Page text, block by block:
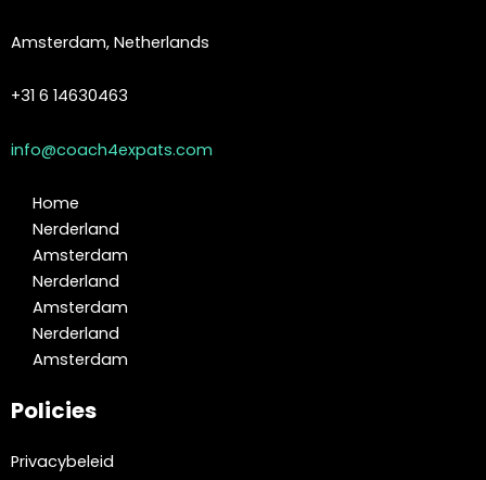
Amsterdam, Netherlands
+31 6 14630463
info@coach4expats.com
Home
Nerderland
Amsterdam
Nerderland
Amsterdam
Nerderland
Amsterdam
Policies
Privacybeleid